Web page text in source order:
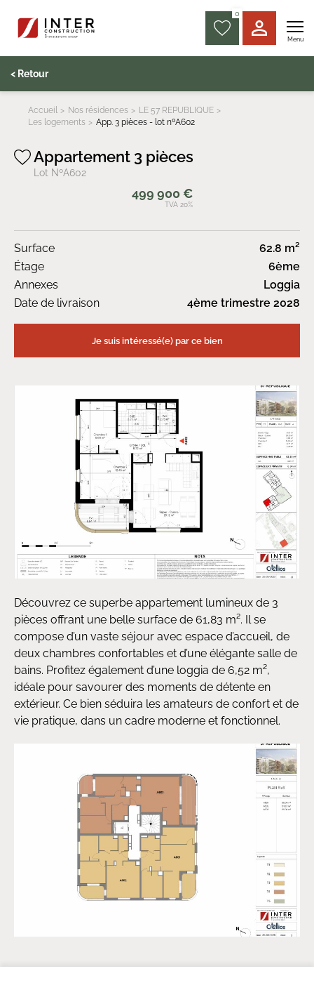
0
Menu
< Retour
Accueil Nos résidences
LE 57 REPUBLIQUE
Les logements
App. 3 pièces - lot nºA602
Appartement 3 pièces
Lot NºA602
499 900 €
TVA 20%
Surface
62.8 m²
Étage
6ème
Annexes
Loggia
Date de livraison
4ème trimestre 2028
Je suis intéressé(e) par ce bien
Découvrez ce superbe appartement lumineux de 3
pièces offrant une belle surface de 61,83 m². Il se
compose d’un vaste séjour avec espace d’accueil, de
deux chambres confortables et d’une élégante salle de
bains. Profitez également d’une loggia de 6,52 m²,
idéale pour savourer des moments de détente en
extérieur. Ce bien séduira les amateurs de confort et de
vie pratique, dans un cadre moderne et fonctionnel.